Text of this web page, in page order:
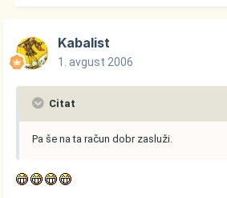
Kabalist
1. avgust 2006
Citat
Pa še na ta račun dobr zasluži.